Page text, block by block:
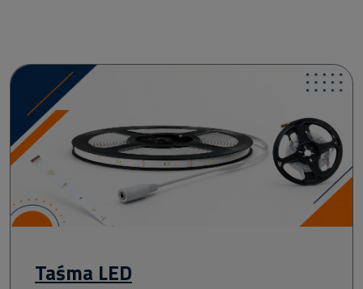
Taśma LED